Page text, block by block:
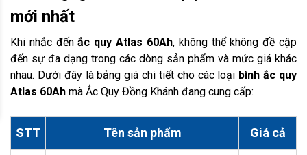
mới nhất
Khi nhắc đếnắc quy Atlas 60Ah, không thể không đề cập
đến sự đa dạng trong các dòng sản phẩm và mức giá khác
nhau. Dưới đây là bảng giá chi tiết cho các loại bình ắc quy
Atlas 60Ah mà Ắc Quy Đồng Khánh đang cung cấp:
STT Tên sản phẩm Giá cả